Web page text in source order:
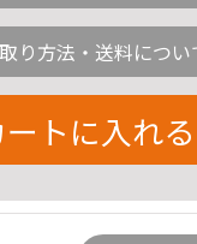
り方法・送料につい
ートに入れる